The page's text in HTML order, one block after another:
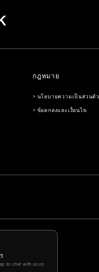
กฎหมาย
> นโยบายความเป็นส่วนตัว
> ข้อตกลงและเงื่อนไข
to chat with us on